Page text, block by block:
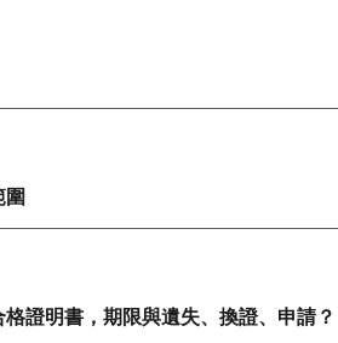
圍
證明書，期限與遺失、換證、申請？